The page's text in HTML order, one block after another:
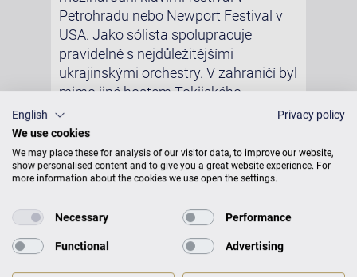
Petrohradu nebo Newport Festival v
USA. Jako sólista spolupracuje
pravidelně s nejdůležitějšími
ukrajinskými orchestry. V zahraničí byl
mimo jiné hostem Tokijského
symfonického orchestru, Filharmonie
Německého rozhlasu v Saarbrückenu
nebo Filarmonica del Teatro
Comunale v Bologni.
English
Privacy policy
We use cookies
We may place these for analysis of our visitor data, to improve our website,
show personalised content and to give you a great website experience. For
more information about the cookies we use open the settings.
Necessary Performance
Functional Advertising